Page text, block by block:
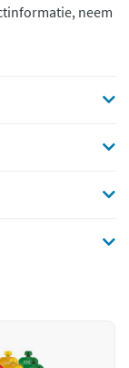
neem